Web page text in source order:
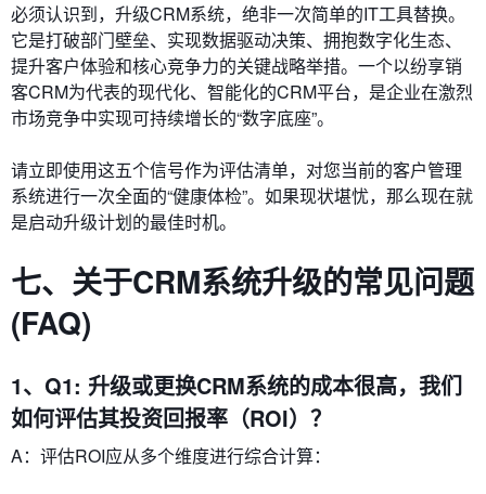
必须认识到，升级CRM系统，绝非一次简单的IT工具替换。
它是打破部门壁垒、实现数据驱动决策、拥抱数字化生态、
提升客户体验和核心竞争力的关键战略举措。一个以纷享销
客CRM为代表的现代化、智能化的CRM平台，是企业在激烈
市场竞争中实现可持续增长的“数字底座”。
请立即使用这五个信号作为评估清单，对您当前的客户管理
系统进行一次全面的“健康体检”。如果现状堪忧，那么现在就
是启动升级计划的最佳时机。
七、关于CRM系统升级的常见问题
(FAQ)
1、Q1: 升级或更换CRM系统的成本很高，我们
如何评估其投资回报率（ROI）？
A：评估ROI应从多个维度进行综合计算：